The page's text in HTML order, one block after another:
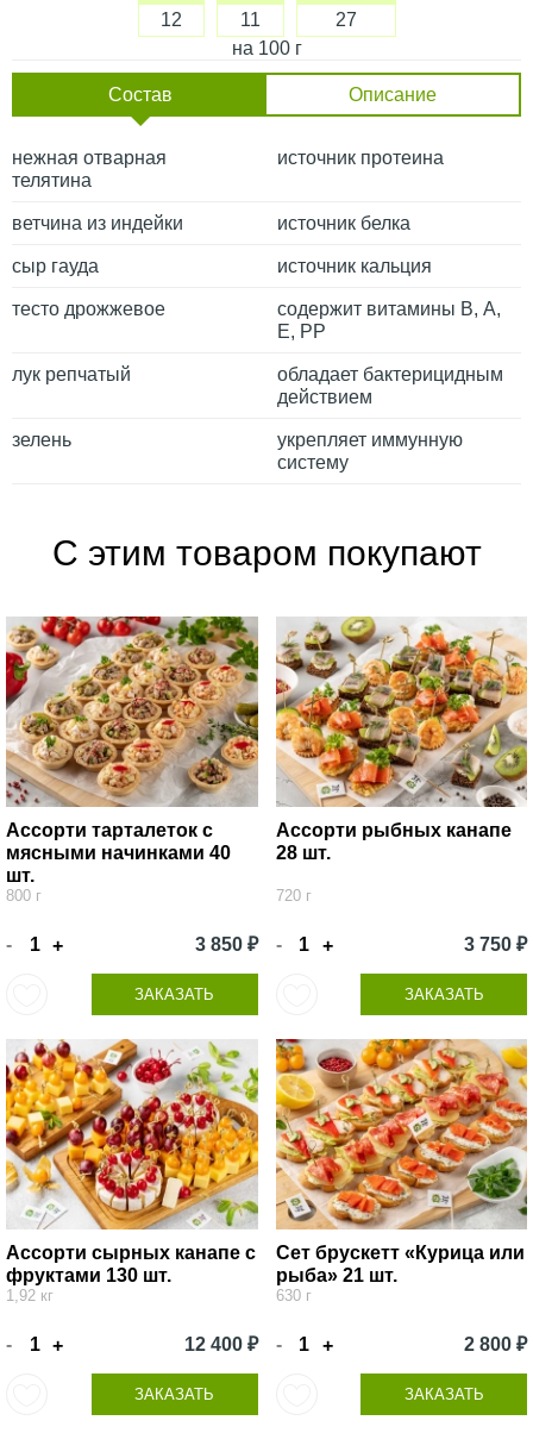
12
11
27
на 100 г
Состав Описание
нежная отварная
телятина
источник протеина
ветчина из индейки источник белка
сыр гауда источник кальция
тесто дрожжевое
содержит витамины В, А,
Е, РР
лук репчатый
обладает бактерицидным
действием
зелень
укрепляет иммунную
систему
С этим товаром покупают
Ассорти тарталеток с
мясными начинками 40
шт.
800 г
- + 3 850 ₽
ЗАКАЗАТЬ
Ассорти рыбных канапе
28 шт.
720 г
- + 3 750 ₽
ЗАКАЗАТЬ
Ассорти сырных канапе с
фруктами 130 шт.
1,92 кг
- + 12 400 ₽
ЗАКАЗАТЬ
Сет брускетт «Курица или
рыба» 21 шт.
630 г
- + 2 800 ₽
ЗАКАЗАТЬ